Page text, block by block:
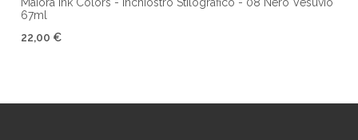
67ml
22,00 €